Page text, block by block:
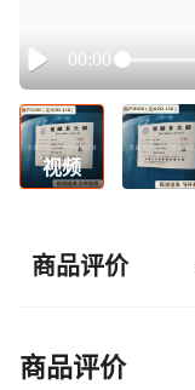
Play
00:00
视频
商品评价
商品评价